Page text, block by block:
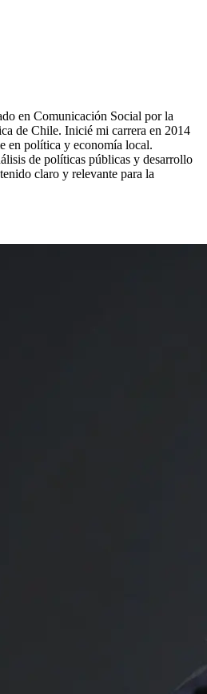
en Comunicación Social por la
de Chile. Inicié mi carrera en 2014
en política y economía local.
de políticas públicas y desarrollo
claro y relevante para la